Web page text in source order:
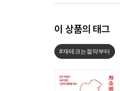
이 상품의 태그
#재테크는절약부터